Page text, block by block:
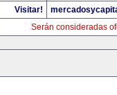
Visitar!
Serán consideradas